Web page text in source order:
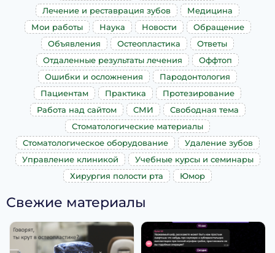
Лечение и реставрация зубов
Медицина
Мои работы
Наука Новости
Обращение
Объявления
Остеопластика
Ответы
Отдаленные результаты лечения
Оффтоп
Ошибки и осложнения
Пародонтология
Пациентам
Практика
Протезирование
Работа над сайтом
СМИ
Свободная тема
Стоматологические материалы
Стоматологическое оборудование
Удаление зубов
Управление клиникой
Учебные курсы и семинары
Хирургия полости рта
Юмор
Свежие материалы